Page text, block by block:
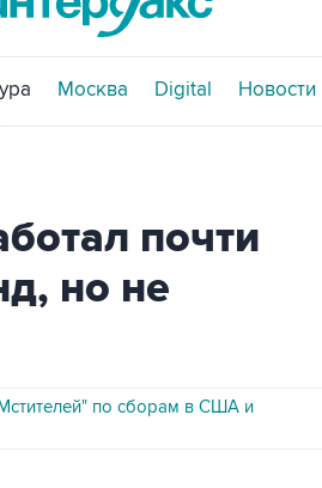
Москва Digital Новости
почти
но не
по сборам в США и